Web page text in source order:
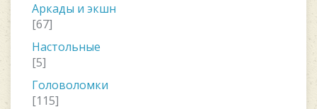
Аркады и экшн
[67]
Настольные
[5]
Головоломки
[115]